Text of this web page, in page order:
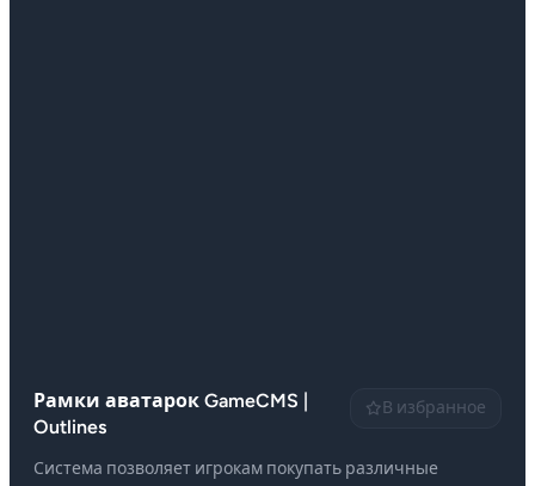
Рамки аватарок GameCMS |
Outlines
В избранное
Система позволяет игрокам покупать различные